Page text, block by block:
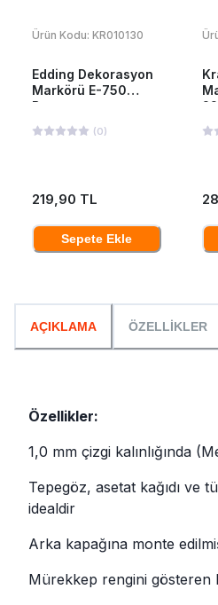
Ürün Kodu: KR010130
Edding Dekorasyon
Markörü E-750
Beyaz
(0)
219,90 TL
Sepete Ekle
AÇIKLAMA ÖZELLİKLER
Özellikler:
1,0 mm çizgi kalınlığında
Tepegöz, asetat kağıdı ve
idealdir
Arka kapağına monte
Mürekkep rengini gösteren